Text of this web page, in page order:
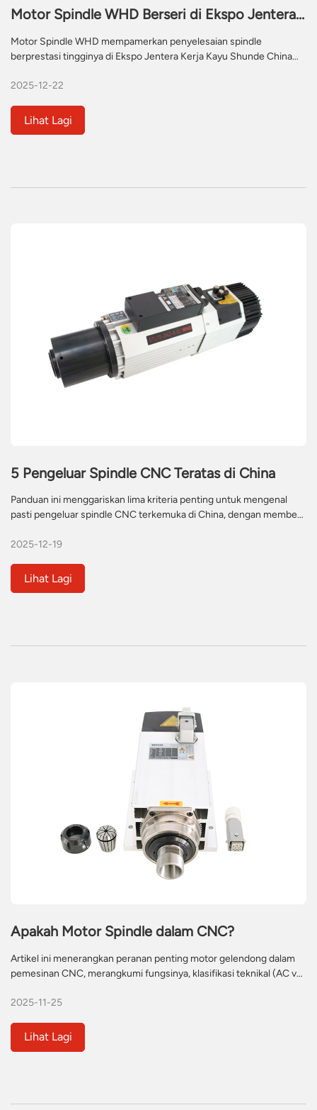
Motor Spindle WHD Berseri di Ekspo Jentera
Kerja Kayu Shunde (Lunjiao) China ke-25
Motor Spindle WHD mempamerkan penyelesaian spindle
berprestasi tingginya di Ekspo Jentera Kerja Kayu Shunde China
disejukkan udara dan disejukkan air, WHD bekerjasama dengan
andal bagi meningkatkan kecekapan jentera CNC dalam kerja kayu
dan pemprosesan bahan komposit.
2025-12-22
Lihat Lagi
5 Pengeluar Spindle CNC Teratas di China
Panduan ini menggariskan lima kriteria penting untuk mengenal
pasti pengeluar spindle CNC terkemuka di China, dengan memberi
kepakaran khusus industri. Ia berfungsi sebagai sumber yang
spindle berprestasi tinggi yang andal untuk jentera CNC mereka.
2025-12-19
Lihat Lagi
Apakah Motor Spindle dalam CNC?
Artikel ini menerangkan peranan penting motor gelendong dalam
pemesinan CNC, merangkumi fungsinya, klasifikasi teknikal (AC vs.
WHD Spindle Motor dalam menyediakan penyelesaian
dengan menekankan kecekapan, ketahanan dan sokongan teknikal
24/7. Sesuai untuk perniagaan yang ingin mengoptimumkan
2025-11-25
Lihat Lagi